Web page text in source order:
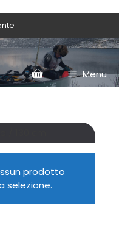
Menu
prodotto
selezione.